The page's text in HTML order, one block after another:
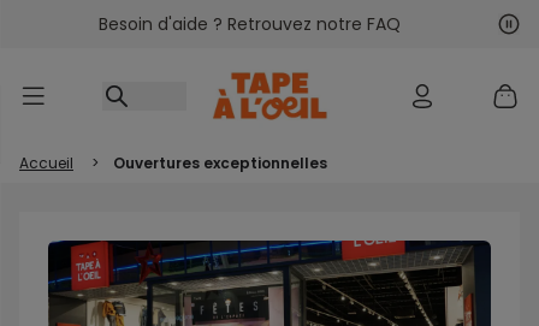
Accéder au contenu
Besoin d'aide ? Retrouvez notre FAQ
Accueil > Ouvertures exceptionnelles